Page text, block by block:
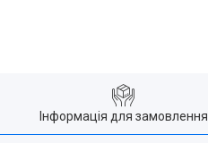
Інформація для замовлення